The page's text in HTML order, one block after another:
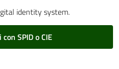
identity system.
SPID o CIE